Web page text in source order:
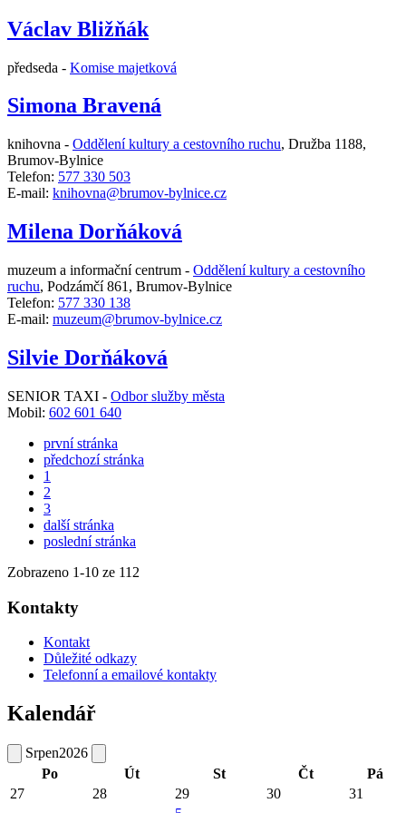
Václav Bližňák
předseda - Komise majetková
Simona Bravená
knihovna - Oddělení kultury a cestovního ruchu, Družba 1188,
Brumov-Bylnice
Telefon: 577 330 503
E-mail: knihovna@brumov-bylnice.cz
Milena Dorňáková
muzeum a informační centrum - Oddělení kultury a cestovního
ruchu, Podzámčí 861, Brumov-Bylnice
Telefon: 577 330 138
E-mail: muzeum@brumov-bylnice.cz
Silvie Dorňáková
SENIOR TAXI - Odbor služby města
Mobil: 602 601 640
první stránka
předchozí stránka
1
2
3
další stránka
poslední stránka
Zobrazeno 1-10 ze 112
Kontakty
Kontakt
Důležité odkazy
Telefonní a emailové kontakty
Kalendář
Srpen2026
Po
Út St Čt
Pá
27
28 29 30 31